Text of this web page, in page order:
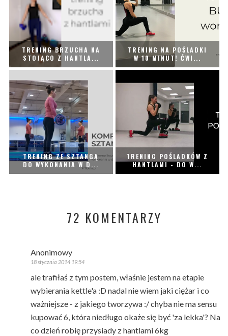
TRENING BRZUCHA NA
STOJĄCO Z HANTLA...
TRENING NA POŚLADKI
W 10 MINUT! ĆWI...
TRENING ZE SZTANGĄ
DO WYKONANIA W D...
TRENING POŚLADKÓW Z
HANTLAMI - DO W...
72 KOMENTARZY
Anonimowy
18 stycznia 2014 19:54
ale trafiłaś z tym postem, właśnie jestem na etapie
wybierania kettle'a :D nadal nie wiem jaki ciężar i co
ważniejsze - z jakiego tworzywa :/ chyba nie ma sensu
kupować 6, która niedługo okaże się być 'za lekka'? Na
co dzień robię przysiady z hantlami 6kg